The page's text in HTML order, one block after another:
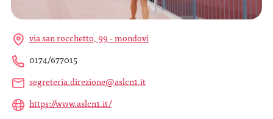
via san rocchetto, 99 - mondovì
0174/677015
segreteria.direzione@aslcn1.it
https://www.aslcn1.it/